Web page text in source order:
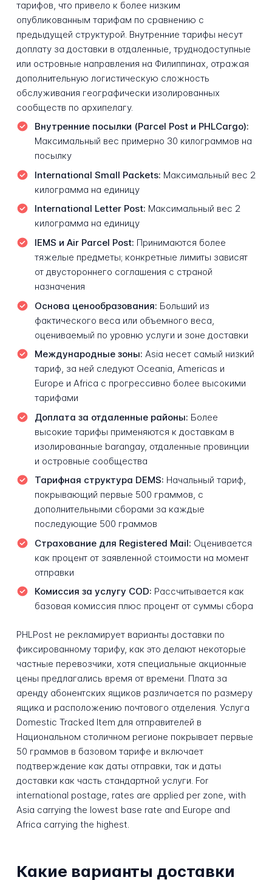
тарифов, что привело к более низким
опубликованным тарифам по сравнению с
предыдущей структурой. Внутренние тарифы несут
доплату за доставки в отдаленные, труднодоступные
или островные направления на Филиппинах, отражая
дополнительную логистическую сложность
обслуживания географически изолированных
сообществ по архипелагу.
Внутренние посылки (Parcel Post и PHLCargo):
Максимальный вес примерно 30 килограммов на
посылку
International Small Packets: Максимальный вес 2
килограмма на единицу
International Letter Post: Максимальный вес 2
килограмма на единицу
IEMS и Air Parcel Post: Принимаются более
тяжелые предметы; конкретные лимиты зависят
от двустороннего соглашения с страной
назначения
Основа ценообразования: Больший из
фактического веса или объемного веса,
оцениваемый по уровню услуги и зоне доставки
Международные зоны: Asia несет самый низкий
тариф, за ней следуют Oceania, Americas и
Europe и Africa с прогрессивно более высокими
тарифами
Доплата за отдаленные районы: Более
высокие тарифы применяются к доставкам в
изолированные barangay, отдаленные провинции
и островные сообщества
Тарифная структура DEMS: Начальный тариф,
покрывающий первые 500 граммов, с
дополнительными сборами за каждые
последующие 500 граммов
Страхование для Registered Mail: Оценивается
как процент от заявленной стоимости на момент
отправки
Комиссия за услугу COD: Рассчитывается как
базовая комиссия плюс процент от суммы сбора
PHLPost не рекламирует варианты доставки по
фиксированному тарифу, как это делают некоторые
частные перевозчики, хотя специальные акционные
цены предлагались время от времени. Плата за
аренду абонентских ящиков различается по размеру
ящика и расположению почтового отделения. Услуга
Domestic Tracked Item для отправителей в
Национальном столичном регионе покрывает первые
50 граммов в базовом тарифе и включает
подтверждение как даты отправки, так и даты
доставки как часть стандартной услуги. For
international postage, rates are applied per zone, with
Asia carrying the lowest base rate and Europe and
Africa carrying the highest.
Какие варианты доставки